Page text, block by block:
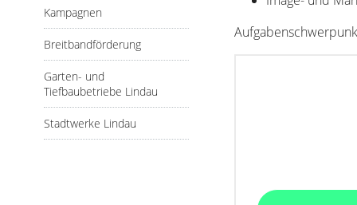
Kampagnen
Breitbandförderung
Garten- und
Tiefbaubetriebe Lindau
Stadtwerke Lindau